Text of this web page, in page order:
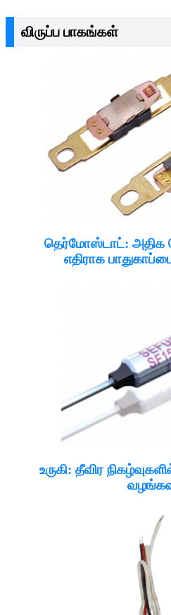
விருப்ப பாகங்கள்
தெர்மோஸ்டாட்: அதிக
எதிராக
உருகி: தீவிர